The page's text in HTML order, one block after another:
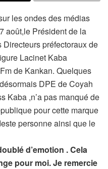
les ondes des médias
août,le Président de la
préfectoraux de
Lacinet Kaba
de Kankan. Quelques
DPE de Coyah
Kaba ,n’a pas manqué de
pour cette marque
personne ainsi que le
d’emotion . Cela
pour moi. Je remercie